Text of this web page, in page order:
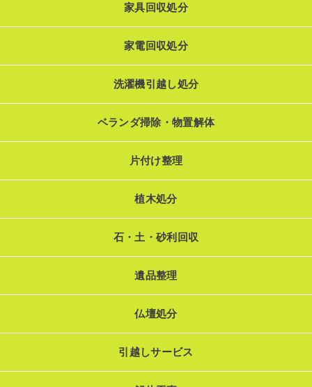
家具回収処分
家電回収処分
洗濯機引越し処分
ベランダ掃除・物置解体
片付け整理
植木処分
石・土・砂利回収
遺品整理
仏壇処分
引越しサービス